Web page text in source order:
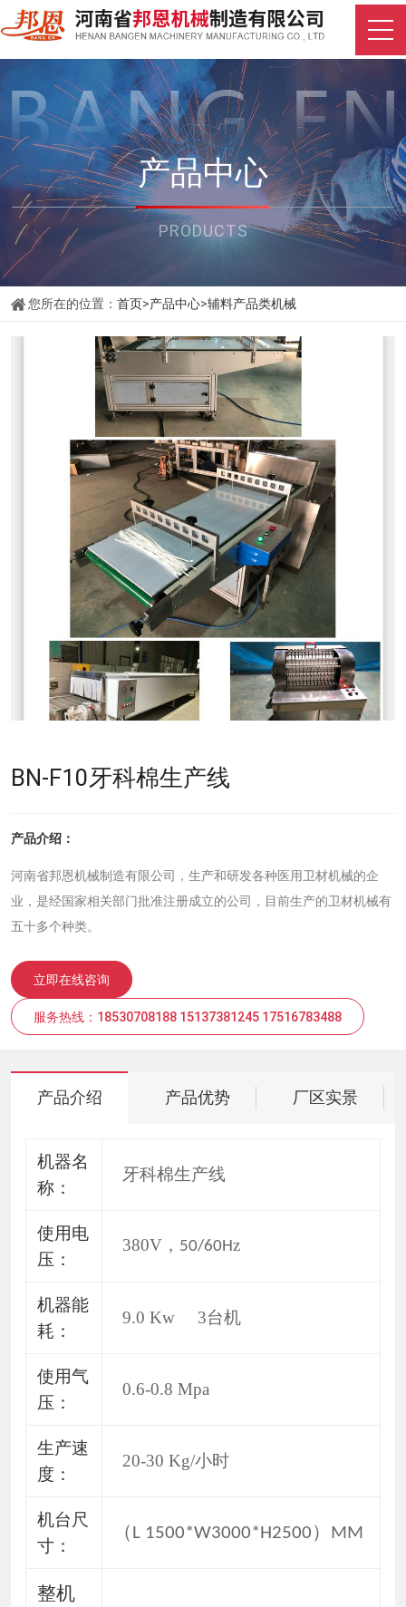
产品中心
PRODUCTS
您所在的位置： 首页>产品中心>辅料产品类机械
BN-F10牙科棉生产线
产品介绍：
河南省邦恩机械制造有限公司，生产和研发各种医用卫材机械的企
业，是经国家相关部门批准注册成立的公司，目前生产的卫材机械有
五十多个种类。
立即在线咨询
服务热线：18530708188 15137381245 17516783488
产品介绍 产品优势 厂区实景
机器名
称：
牙科棉生产线
使用电
压：
380V ， 50/60Hz
机器能
耗：
9.0 Kw 3台机
使用气
压 ：
0.6-0.8 Mpa
生产速
度 ：
20-30 Kg/小时
机台尺
寸 ：
（ L 1500*W3000*H2500） MM
整机